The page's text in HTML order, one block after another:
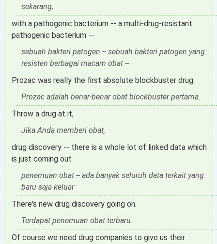
sekarang,
with a pathogenic bacterium -- a multi-drug-resistant
pathogenic bacterium --
sebuah bakteri patogen -- sebuah bakteri patogen yang
resisten berbagai macam obat --
Prozac was really the first absolute blockbuster drug.
Prozac adalah benar-benar obat blockbuster pertama.
Throw a drug at it,
Jika Anda memberi obat,
drug discovery -- there is a whole lot of linked data which
is just coming out
penemuan obat -- ada banyak seluruh data terkait yang
baru saja keluar
There's new drug discovery going on.
Terdapat penemuan obat terbaru.
Of course we need drug companies to give us their